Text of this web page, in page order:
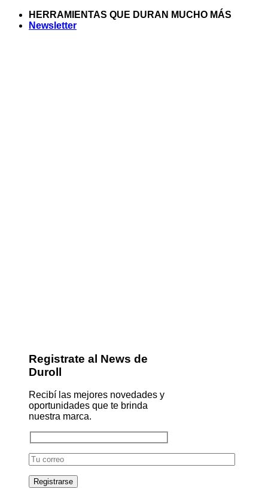
Saltar
HERRAMIENTAS QUE DURAN MUCHO MÁS
Newsletter
Registrate al News de
Duroll
Recibí las mejores novedades y
oportunidades que te brinda
nuestra marca.